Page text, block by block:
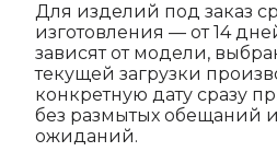
Для изделий под заказ
изготовления — от 14
зависят от модели,
текущей загрузки
конкретную дату сразу
без размытых обещаний
ожиданий.